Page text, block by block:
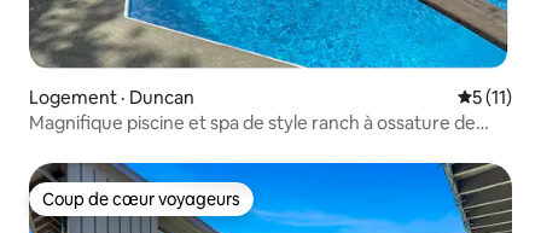
Logement · Duncan Note
5 (11)
Magnifique piscine et spa de style ranch à ossature de
Coup de cœur voyageurs
Coup de cœur voyageurs